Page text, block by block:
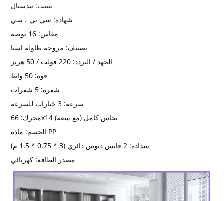
تثبيت: بيدستال
شهادة:
مقاس: 16 بوصة
تصنيف: مروحة طاولة اسيا
الجهد / التردد: 220 فولت / 50 هرتز
قوة: 50 واط
شفرة: 5 شفرات
سرعة: 3 خيارات للسرعة
محرك:
66x14 نحاس كامل (مع سعة)
الجسم: مادة PP
سدادة: 2 قابس دبوس دائري (3 * 0.75 * 1.5 م)
مصدر الطاقة: كهربائي